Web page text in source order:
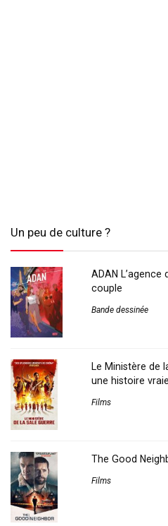
Un peu de culture ?
ADAN
couple
Bande dessinée
Le Ministère de
une histoire vraie
Films
The Good
Films